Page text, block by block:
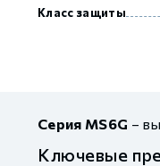
Класс защиты
Серия MS6G –
Ключевые